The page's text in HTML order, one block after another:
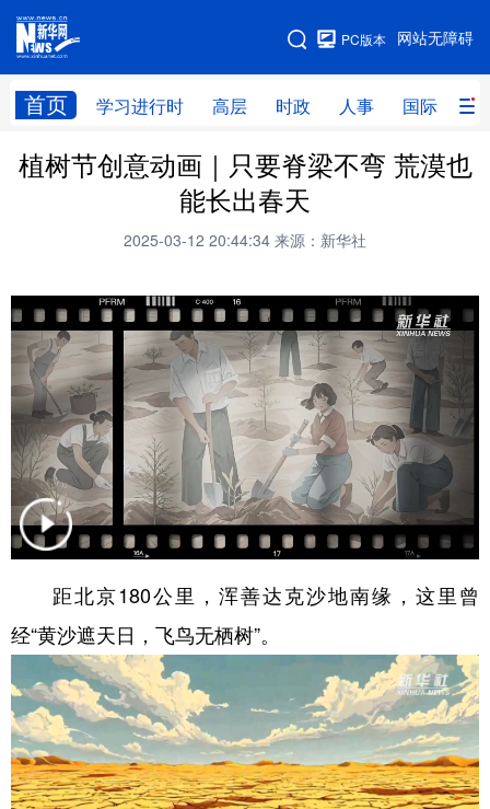
网站无障碍
PC版本
首页 学习进行时 高层 时政 人事 国际 财
网站地图
学习进行时 高层 时政 人事
财经 网评
科创 体育
文化 书画 健康
访谈 视频 图片 政务
法律 中央文件 金融 汽车
食品 信息化 数字经济
学术中国 乡村振兴 银龄 溯源中国
彩票 娱乐
公益 一带一路 上市公司
文化产业
地方频道
植树节创意动画｜只要脊梁不弯 荒漠也
能长出春天
2025-03-12 20:44:34 来源：新华社
距北京180公里，浑善达克沙地南缘，这里曾
经“黄沙遮天日，飞鸟无栖树”。